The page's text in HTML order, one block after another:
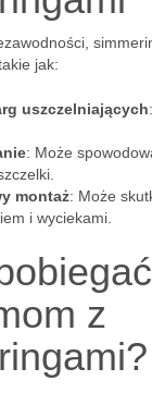
jak:
uszczelniających
: Może
montaż: Może
i wyciekami.
z